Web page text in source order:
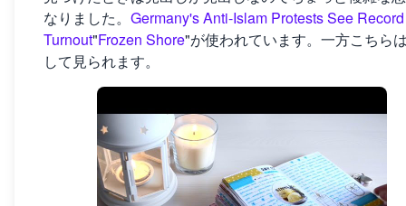
なりました。 Germany's Anti-Islam Protests See Record
Turnout"Frozen Shore"が使われています。一方こちら
して見られます。